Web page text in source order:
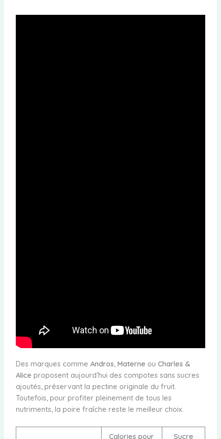
Des marques comme Andros, Materne ou Charles &
Alice proposent aujourd’hui des compotes sans sucres
ajoutés, préservant la pectine originale du fruit.
Toutefois, pour profiter pleinement de tous les
nutriments, la poire fraîche reste le meilleur choix.
Calories pour Sucre